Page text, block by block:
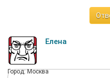
обидно, что проплатив
без объясненения причин
20 минут опаздал в Москву.
были без зимней одежды в
персонала Аэрофлота даже
отбирали. До здания
равно еще 20 минут ждали
долларов! Да еще и баллов в
Елена
Город: Москва